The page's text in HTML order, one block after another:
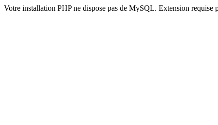
Votre installation PHP ne dispose pas de MySQL. Extension requise